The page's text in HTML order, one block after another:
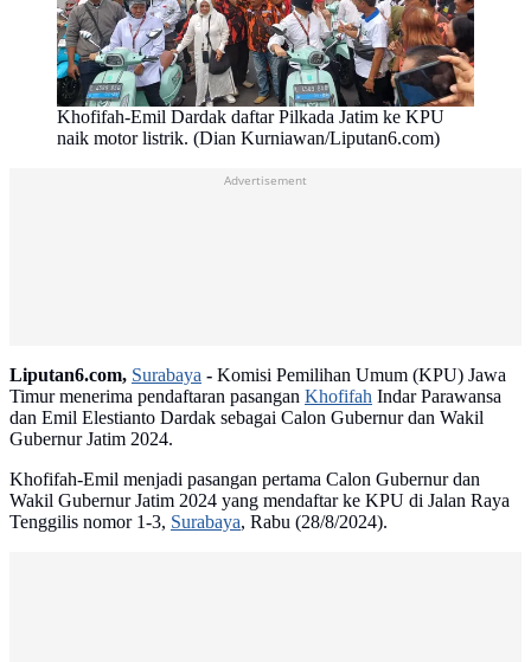
Khofifah-Emil Dardak daftar Pilkada Jatim ke KPU
naik motor listrik. (Dian Kurniawan/Liputan6.com)
Advertisement
Liputan6.com, Surabaya - Komisi Pemilihan Umum (KPU) Jawa
Timur menerima pendaftaran pasangan Khofifah Indar Parawansa
dan Emil Elestianto Dardak sebagai Calon Gubernur dan Wakil
Gubernur Jatim 2024.
Khofifah-Emil menjadi pasangan pertama Calon Gubernur dan
Wakil Gubernur Jatim 2024 yang mendaftar ke KPU di Jalan Raya
Tenggilis nomor 1-3, Surabaya, Rabu (28/8/2024).